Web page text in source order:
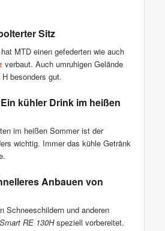
Sitz
MTD einen gefederten wie auch
verbaut. Auch umruhigen Gelände
besonders gut.
kühler Drink im heißen
im heißen Sommer ist der
wichtig. Immer das kühle Getränk
Anbauen von
Schneeschildern und anderen
RE 130Hspeziell vorbereitet.